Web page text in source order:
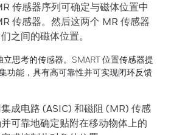
传感器序列可确定与磁体位置中
传感器。然后这两个 MR 传感器
之间的磁体位置。
立思考的传感器。SMART 位置传感器提
功能，具有高可靠性并可实现闭环反馈
成电路 (ASIC) 和磁阻 (MR) 传感
可靠地确定贴附在移动物体上的